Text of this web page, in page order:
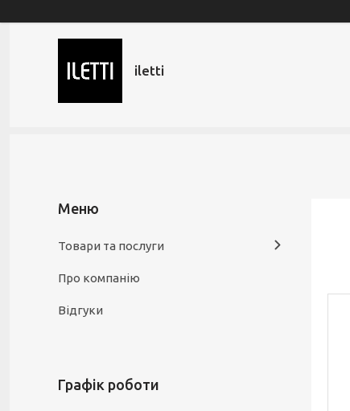
iletti
Товари та послуги
Про компанію
Відгуки
Графік роботи